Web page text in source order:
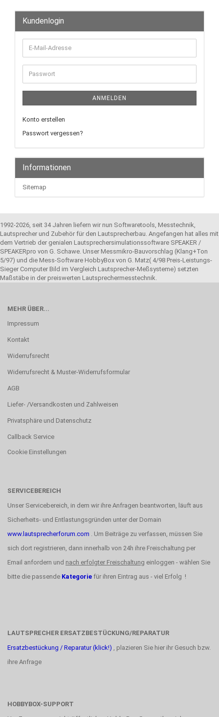
Kundenlogin
E-
Mail-
Adresse
Passwort
ANMELDEN
Konto erstellen
Passwort vergessen?
Informationen
Sitemap
1992-2026, seit 34 Jahren liefern wir nun Softwaretools, Messtechnik,
Lautsprecher und Zubehör für den Lautsprecherbau. Angefangen hat alles mit
dem Vertrieb der genialen Lautsprechersimulationssoftware SPEAKER /
SPEAKERpro von G. Schawe. Unser Messmikro-Bauvorschlag (Klang+Ton
5/97) und die Mess-Software HobbyBox von G. Matz( 4/98 Preis-Leistungs-
Sieger Computer Bild im Vergleich Lautsprecher-Meßsysteme) setzten
Maßstäbe in der preiswerten Lautsprechermesstechnik.
MEHR ÜBER...
Impressum
Kontakt
Widerrufsrecht
Widerrufsrecht & Muster-Widerrufsformular
AGB
Liefer- /Versandkosten und Zahlweisen
Privatsphäre und Datenschutz
Callback Service
Cookie Einstellungen
SERVICEBEREICH
Unser Servicebereich, in dem wir ihre Anfragen beantworten, läuft aus
Sicherheits- und Entlastungsgründen unter der Domain
www.lautsprecherforum.com . Um Beiträge zu verfassen, müssen Sie
sich dort registrieren, dann innerhalb von 24h ihre Freischaltung per
Email anfordern und nach erfolgter Freischaltung einloggen - wählen Sie
bitte die passende Kategorie für ihren Eintrag aus - viel Erfolg !
LAUTSPRECHER ERSATZBESTÜCKUNG/REPARATUR
Ersatzbestückung / Reparatur (klick!) , plazieren Sie hier ihr Gesuch bzw.
ihre Anfrage
HOBBYBOX-SUPPORT